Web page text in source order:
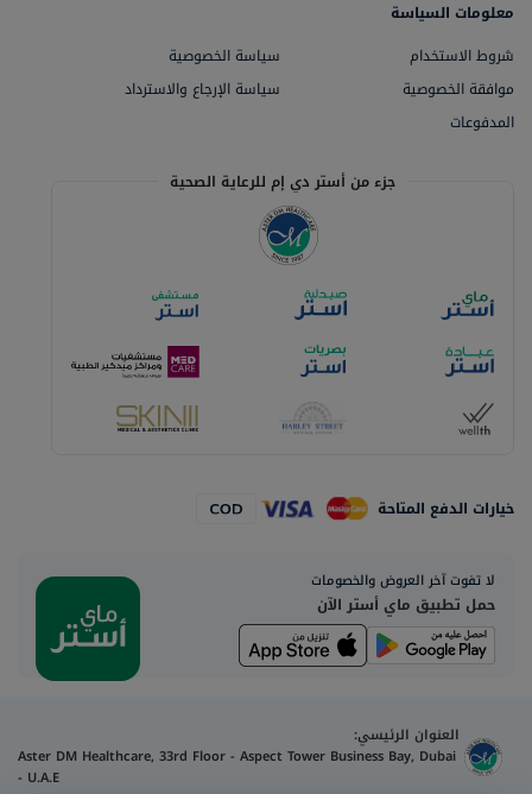
معلومات السياسة
شروط الاستخدام
سياسة الخصوصية
موافقة الخصوصية
سياسة الإرجاع والاسترداد
المدفوعات
جزء من أستر دي إم للرعاية الصحية
خيارات الدفع المتاحة
لا تفوت آخر العروض والخصومات
حمل تطبيق ماي أستر الآن
العنوان الرئيسي:
Aster DM Healthcare, 33rd Floor - Aspect Tower Business Bay, Dubai
- U.A.E